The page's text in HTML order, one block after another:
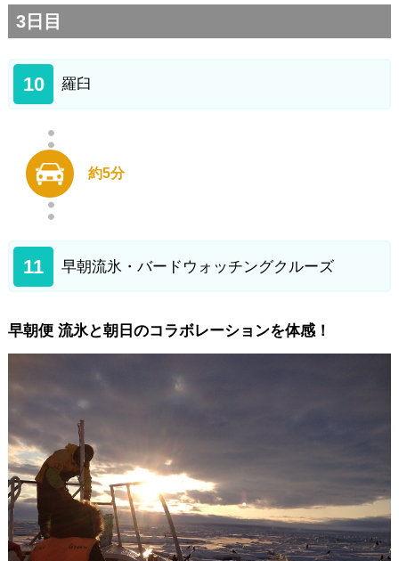
3日目
10 羅臼
約5分
11 早朝流氷・バードウォッチングクルーズ
早朝便 流氷と朝日のコラボレーションを体感！